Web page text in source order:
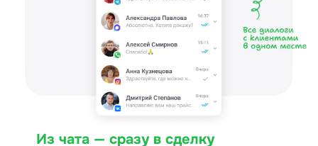
Из чата — сразу в сделку